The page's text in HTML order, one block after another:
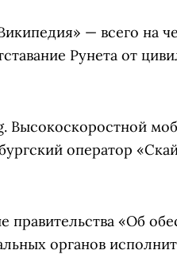
— всего на
Рунета от
Высокоскоростной
оператор
правительства «Об
органов